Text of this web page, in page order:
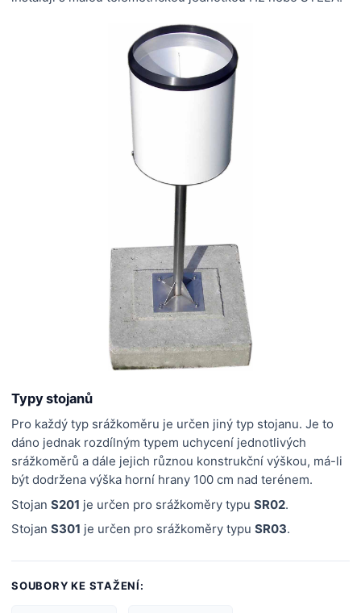
Typy stojanů
Pro každý typ srážkoměru je určen jiný typ stojanu. Je to
dáno jednak rozdílným typem uchycení jednotlivých
srážkoměrů a dále jejich různou konstrukční výškou, má-li
být dodržena výška horní hrany 100 cm nad terénem.
Stojan S201 je určen pro srážkoměry typu SR02.
Stojan S301 je určen pro srážkoměry typu SR03.
SOUBORY KE STAŽENÍ: